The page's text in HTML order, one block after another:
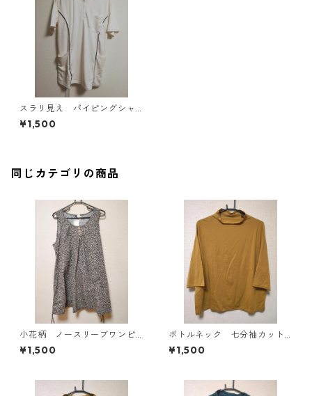
スラリ見え パイピングシャ
ツ LL ホワイト×ネイビー
MAA-2579
¥1,500
同じカテゴリの商品
小花柄 ノースリーブワンピ
ース ４Ｌ ブラック KAE-
4819
¥1,500
ボトルネック 七分袖カット
ソー ４Ｌ マスタード KA
E-4818
¥1,500